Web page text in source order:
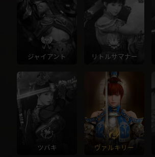
ジャイアント リトルサマナー
ツバキ ヴァルキリー